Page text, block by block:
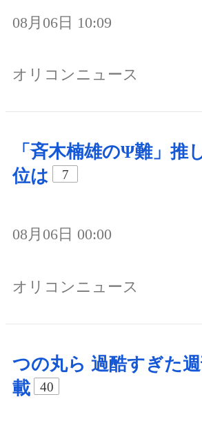
08月06日 10:09
オリコンニュース
「斉木楠雄のΨ難」推
位は
7
08月06日 00:00
オリコンニュース
つの丸ら 過酷すぎた
載
40